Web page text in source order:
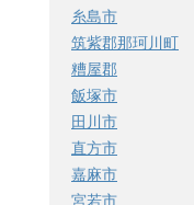
糸島市
筑紫郡那珂川町
糟屋郡
飯塚市
田川市
直方市
嘉麻市
宮若市